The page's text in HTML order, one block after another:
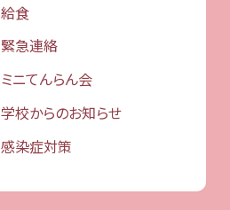
給食
緊急連絡
ミニてんらん会
学校からのお知らせ
感染症対策